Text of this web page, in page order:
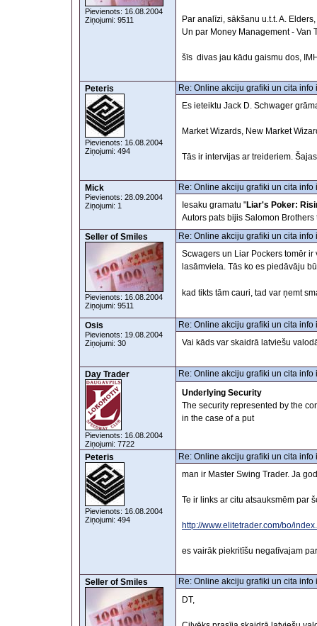
Pievienots: 16.08.2004
Ziņojumi: 9511
Par analīzi, sākšanu u.t.t. A.
Un par Money Management - Van
šīs divas jau kādu gaismu dos,
Peteris
Pievienots: 16.08.2004
Ziņojumi: 494
Re: Online akciju grafiki un cita info
Es ieteiktu Jack D. Schwager
Market Wizards, New Market
Tās ir intervijas ar treideriem.
Mick
Pievienots: 28.09.2004
Ziņojumi: 1
Re: Online akciju grafiki un cita info
Iesaku gramatu "Liar's Poker:
Autors pats bijis Salomon
Seller of Smiles
Pievienots: 16.08.2004
Ziņojumi: 9511
Re: Online akciju grafiki un cita info
Scwagers un Liar Pockers tomēr
lasāmviela. Tās ko es piedāvāju
kad tikts tām cauri, tad var ņemt
Osis
Pievienots: 19.08.2004
Ziņojumi: 30
Re: Online akciju grafiki un cita info
Vai kāds var skaidrā latviešu
Day Trader
Pievienots: 16.08.2004
Ziņojumi: 7722
Re: Online akciju grafiki un cita info
Underlying Security
The security represented by the
in the case of a put
Peteris
Pievienots: 16.08.2004
Ziņojumi: 494
Re: Online akciju grafiki un cita info
man ir Master Swing Trader. Ja
Te ir links ar citu atsauksmēm par
http://www.elitetrader.com/bo/
es vairāk piekritīšu negatīvajam
Seller of Smiles
Re: Online akciju grafiki un cita info
DT,